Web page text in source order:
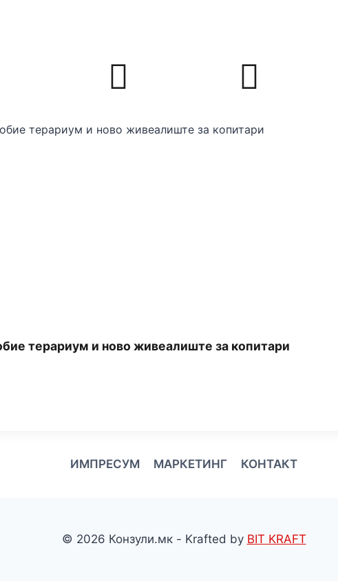
терариум и ново живеалиште за копитари
ИМПРЕСУМ МАРКЕТИНГ КОНТАКТ
© 2026 Конзули.мк - Krafted by BIT KRAFT